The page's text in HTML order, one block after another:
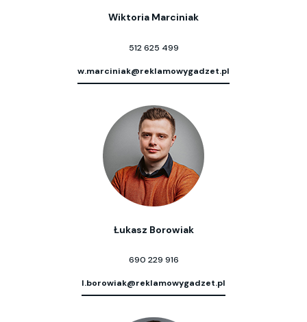
Wiktoria Marciniak
512 625 499
w.marciniak@reklamowygadzet.pl
Łukasz Borowiak
690 229 916
l.borowiak@reklamowygadzet.pl